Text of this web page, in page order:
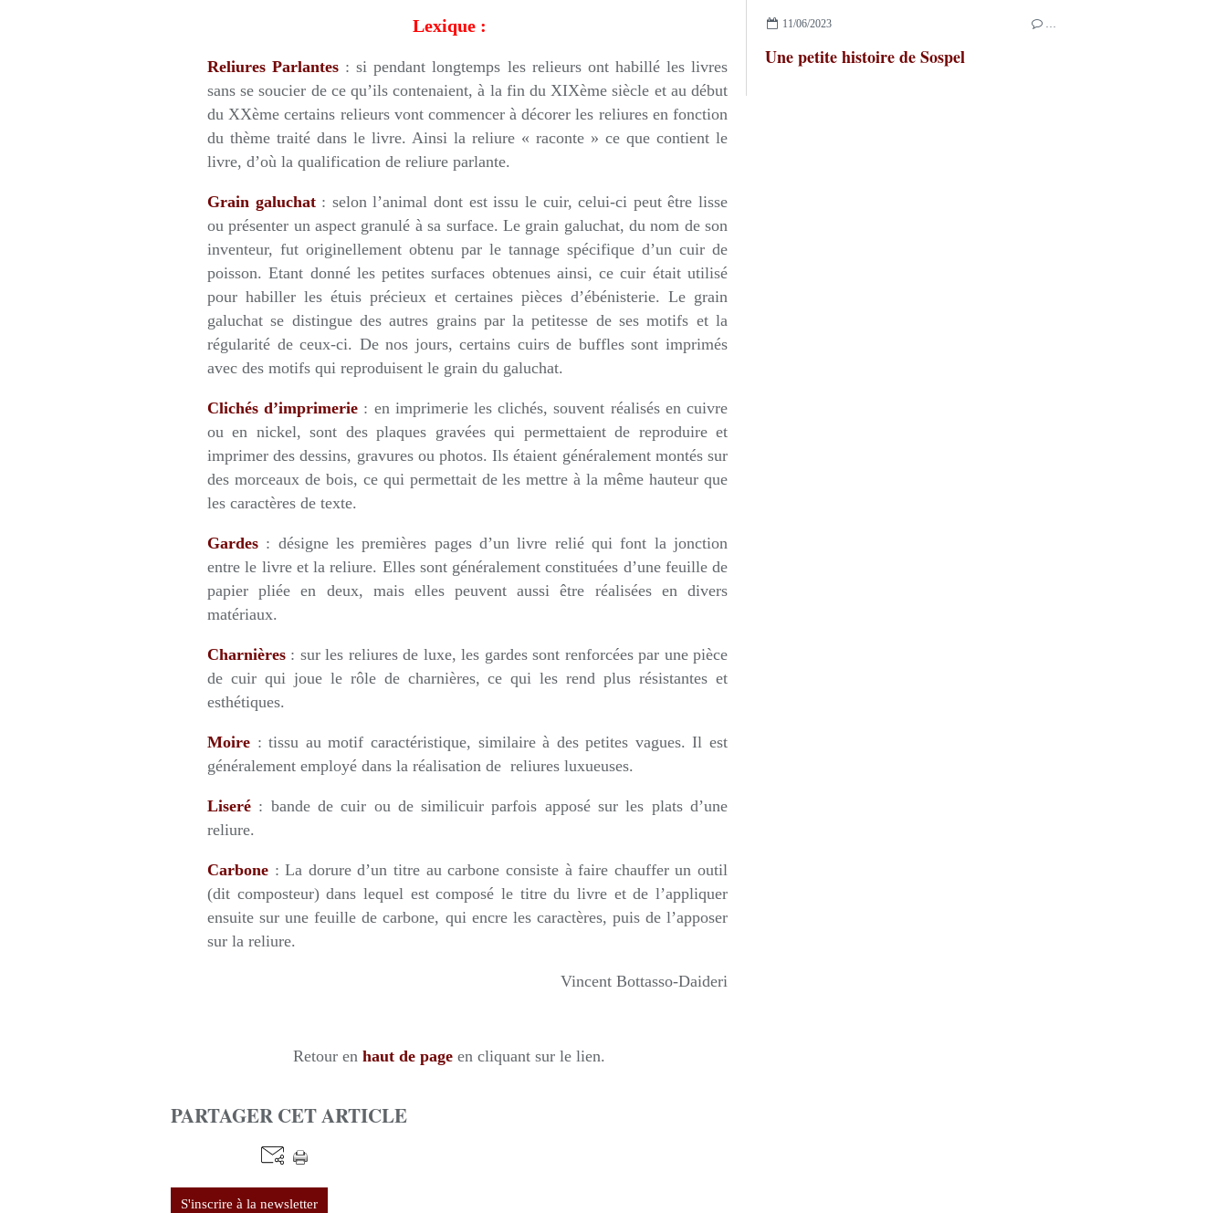
Lexique :
Reliures Parlantes : si pendant longtemps les relieurs ont habillé les livres
sans se soucier de ce qu’ils contenaient, à la fin du XIXème siècle et au début
du XXème certains relieurs vont commencer à décorer les reliures en fonction
du thème traité dans le livre. Ainsi la reliure « raconte » ce que contient le
livre, d’où la qualification de reliure parlante.
Grain galuchat: selon l’animal dont est issu le cuir, celui-ci peut être lisse
ou présenter un aspect granulé à sa surface. Le grain galuchat, du nom de son
inventeur, fut originellement obtenu par le tannage spécifique d’un cuir de
poisson. Etant donné les petites surfaces obtenues ainsi, ce cuir était utilisé
pour habiller les étuis précieux et certaines pièces d’ébénisterie. Le grain
galuchat se distingue des autres grains par la petitesse de ses motifs et la
régularité de ceux-ci. De nos jours, certains cuirs de buffles sont imprimés
avec des motifs qui reproduisent le grain du galuchat.
Clichés d’imprimerie : en imprimerie les clichés, souvent réalisés en cuivre
ou en nickel, sont des plaques gravées qui permettaient de reproduire et
imprimer des dessins, gravures ou photos. Ils étaient généralement montés sur
des morceaux de bois, ce qui permettait de les mettre à la même hauteur que
les caractères de texte.
Gardes : désigne les premières pages d’un livre relié qui font la jonction
entre le livre et la reliure. Elles sont généralement constituées d’une feuille de
papier pliée en deux, mais elles peuvent aussi être réalisées en divers
matériaux.
Charnières : sur les reliures de luxe, les gardes sont renforcées par une pièce
de cuir qui joue le rôle de charnières, ce qui les rend plus résistantes et
esthétiques.
Moire : tissu au motif caractéristique, similaire à des petites vagues. Il est
généralement employé dans la réalisation de reliures luxueuses.
Liseré : bande de cuir ou de similicuir parfois apposé sur les plats d’une
reliure.
Carbone : La dorure d’un titre au carbone consiste à faire chauffer un outil
(dit composteur) dans lequel est composé le titre du livre et de l’appliquer
ensuite sur une feuille de carbone, qui encre les caractères, puis de l’apposer
sur la reliure.
Vincent Bottasso-Daideri
Retour en haut de page en cliquant sur le lien.
PARTAGER CET ARTICLE
S'inscrire à la newsletter
11/06/2023 …
Une petite histoire de Sospel